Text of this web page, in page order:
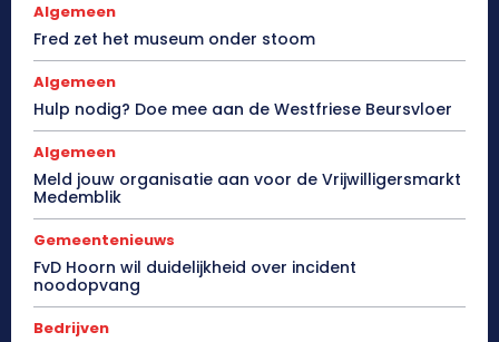
Algemeen
Fred zet het museum onder stoom
Algemeen
Hulp nodig? Doe mee aan de Westfriese Beursvloer
Algemeen
Meld jouw organisatie aan voor de Vrijwilligersmarkt
Medemblik
Gemeentenieuws
FvD Hoorn wil duidelijkheid over incident
noodopvang
Bedrijven